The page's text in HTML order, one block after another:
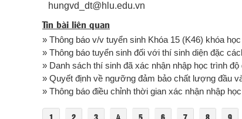
hungvd_dt@hlu.edu.vn
Tin bài liên quan
» Thông báo v/v tuyển sinh Khóa 15 (K46) khóa
» Thông báo tuyển sinh đối với thí sinh diện đặc
» Danh sách thí sinh đã xác nhận nhập học trình
» Quyết định về ngưỡng đảm bảo chất lượng đầu
» Thông báo điều chỉnh thời gian xác nhận nhập